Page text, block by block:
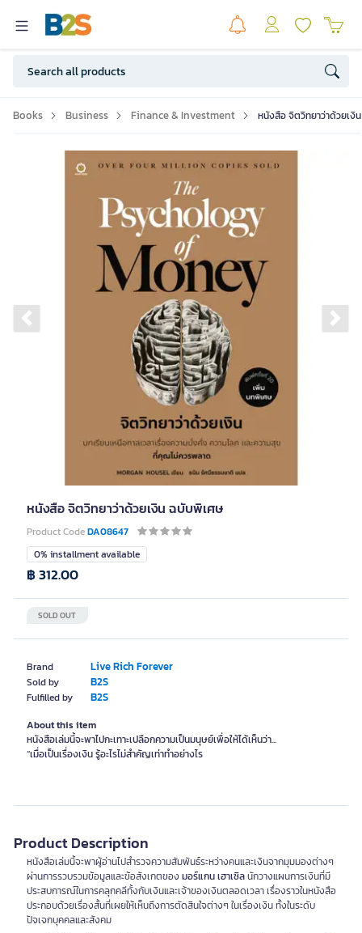
Books Business Finance & Investment หนังสือ จิตวิทยาว่าด้วยเงิ
Previous slide
หนังสือ จิตวิทยาว่าด้วยเงิน ฉบับพิเศษ
Product CodeDA08647
Brand Live Rich Forever
Sold by B2S
Fulfilled by B2S
0% installment available
SOLD OUT
฿ 312.00
About this item
หนังสือเล่มนี้จะพาไปกะเทาะเปลือกความเป็นมนุษย์เพื่อให้ได้เห็นว่า...
“เมื่อเป็นเรื่องเงิน รู้อะไรไม่สำคัญเท่าทำอย่างไร
Product Description
หนังสือเล่มนี้จะพาผู้อ่านไปสำรวจความสัมพันธ์ระหว่างคนและเงินจากมุมมองต่างๆ
ผ่านการรวบรวมข้อมูลและข้อสังเกตของ มอร์แกน เฮาเซิลนักวางแผนการเงินที่มี
ประสบการณ์ในการคลุกคลีทั้งกับเงินและเจ้าของเงินตลอดเวลา เรื่องราวในหนังสือ
ประกอบด้วยเรื่องสั้นที่เผยให้เห็นถึงการตัดสินใจต่างๆ ในเรื่องเงิน ทั้งในระดับ
ปัจเจกบุคคลและสังคม